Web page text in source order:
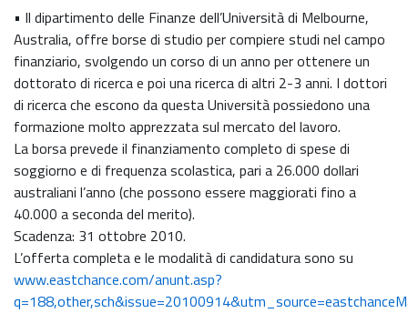
• Il dipartimento delle Finanze dell’Università di Melbourne,
Australia, offre borse di studio per compiere studi nel campo
finanziario, svolgendo un corso di un anno per ottenere un
dottorato di ricerca e poi una ricerca di altri 2-3 anni. I dottori
di ricerca che escono da questa Università possiedono una
formazione molto apprezzata sul mercato del lavoro.
La borsa prevede il finanziamento completo di spese di
soggiorno e di frequenza scolastica, pari a 26.000 dollari
australiani l’anno (che possono essere maggiorati fino a
40.000 a seconda del merito).
Scadenza: 31 ottobre 2010.
L’offerta completa e le modalità di candidatura sono su
www.eastchance.com/anunt.asp?